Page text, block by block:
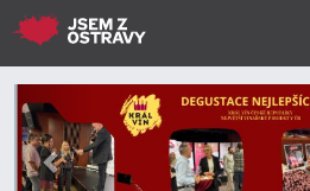
Předchozí